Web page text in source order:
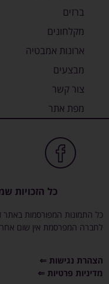
ברזים
מקלחונים
ארונות אמבטיה
מבצעים
צור קשר
מפת אתר
כל הזכויות
כל התמונות המפורסמות באתר
לחברה המפרסמת אין שום
הצהרת נגישות ⇐
מדיניות פרטיות ⇐